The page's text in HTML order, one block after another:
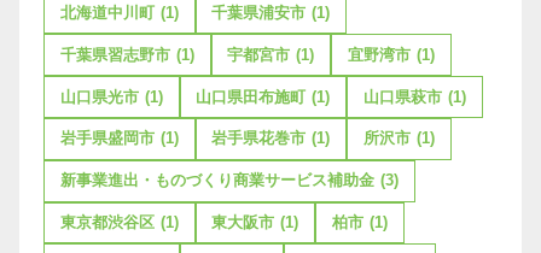
北海道中川町 (1) 千葉県浦安市 (1)
千葉県習志野市 (1) 宇都宮市 (1) 宜野湾市 (1)
山口県光市 (1) 山口県田布施町 (1) 山口県萩市 (1)
岩手県盛岡市 (1) 岩手県花巻市 (1) 所沢市 (1)
新事業進出・ものづくり商業サービス補助金 (3)
東京都渋谷区 (1) 東大阪市 (1) 柏市 (1)